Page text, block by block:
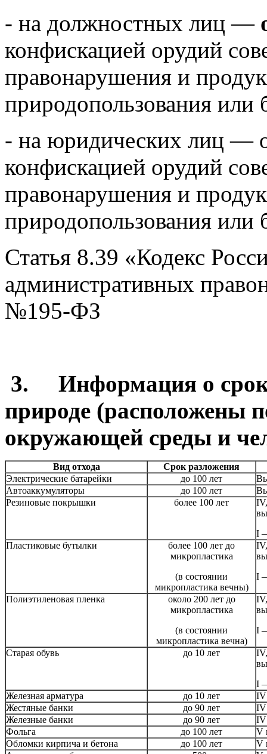
- на должностных лиц —
конфискацией орудий
правонарушения и
природопользования или
- на юридических лиц —
конфискацией орудий
правонарушения и
природопользования или
Статья 8.39 «Кодекс
административных
№195-ФЗ
3. Информация о
природе (расположены
окружающей среды и
Вид отхода
Срок разложения
Электрические батарейки
до 100 лет
Автоаккумуляторы
до 100 лет
Резиновые покрышки
более 100 лет
I
Пластиковые бутылки
более 100 лет до
микропластика
(в состоянии
микропластика вечны)
I
Полиэтиленовая пленка
около 200 лет до
микропластика
(в состоянии
микропластика вечна)
I
Старая обувь до 10 лет
I
Железная арматура
до 10 лет
IV
Жестяные банки
до 90 лет
IV
Железные банки
до 90 лет
IV
Фольга
до 100 лет
V
Обломки кирпича и бетона
до 100 лет
V